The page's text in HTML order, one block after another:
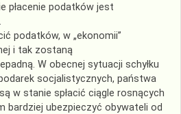
płacenie podatków jest
podatków, w „ekonomii”
i tak zostaną
W obecnej sytuacji schyłku
socjalistycznych, państwa
w stanie spłacić ciągle rosnących
bardziej ubezpieczyć obywateli od